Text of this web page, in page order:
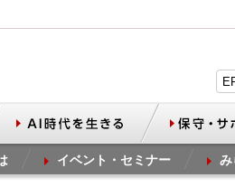
イベント・セミナー み